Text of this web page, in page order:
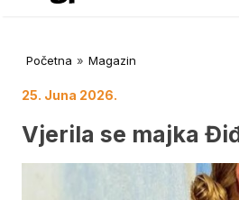
Početna » Magazin
25. Juna 2026.
Vjerila se majka